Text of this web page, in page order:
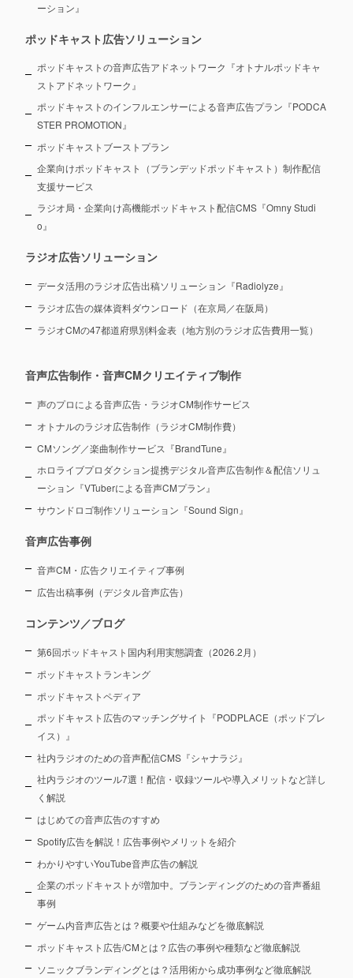
ーション』
ポッドキャスト広告ソリューション
ポッドキャストの音声広告アドネットワーク『オトナルポッドキャ
ストアドネットワーク』
ポッドキャストのインフルエンサーによる音声広告プラン『PODCA
STER PROMOTION』
ポッドキャストブーストプラン
企業向けポッドキャスト（ブランデッドポッドキャスト）制作配信
支援サービス
ラジオ局・企業向け高機能ポッドキャスト配信CMS『Omny Studi
o』
ラジオ広告ソリューション
データ活用のラジオ広告出稿ソリューション『Radiolyze』
ラジオ広告の媒体資料ダウンロード（在京局／在阪局）
ラジオCMの47都道府県別料金表（地方別のラジオ広告費用一覧）
音声広告制作・音声CMクリエイティブ制作
声のプロによる音声広告・ラジオCM制作サービス
オトナルのラジオ広告制作（ラジオCM制作費）
CMソング／楽曲制作サービス『BrandTune』
ホロライブプロダクション提携デジタル音声広告制作＆配信ソリュ
ーション 『VTuberによる音声CMプラン』
サウンドロゴ制作ソリューション『Sound Sign』
音声広告事例
音声CM・広告クリエイティブ事例
広告出稿事例（デジタル音声広告）
コンテンツ／ブログ
第6回ポッドキャスト国内利用実態調査（2026.2月）
ポッドキャストランキング
ポッドキャストペディア
ポッドキャスト広告のマッチングサイト『PODPLACE（ポッドプレ
イス）』
社内ラジオのための音声配信CMS『シャナラジ』
社内ラジオのツール7選！配信・収録ツールや導入メリットなど詳し
く解説
はじめての音声広告のすすめ
Spotify広告を解説！広告事例やメリットを紹介
わかりやすいYouTube音声広告の解説
企業のポッドキャストが増加中。ブランディングのための音声番組
事例
ゲーム内音声広告とは？概要や仕組みなどを徹底解説
ポッドキャスト広告/CMとは？広告の事例や種類など徹底解説
ソニックブランディングとは？活用術から成功事例など徹底解説